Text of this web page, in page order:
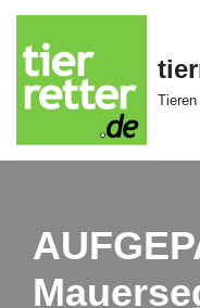
Zum
Inhalt
springen